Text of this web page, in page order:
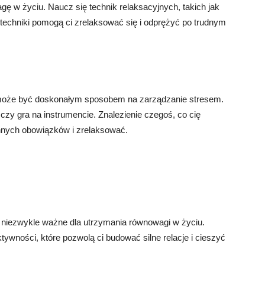
w życiu. Naucz się technik relaksacyjnych, takich jak
pomogą ci zrelaksować się i odprężyć po trudnym
być doskonałym sposobem na zarządzanie stresem.
gra na instrumencie. Znalezienie czegoś, co cię
obowiązków i zrelaksować.
ważne dla utrzymania równowagi w życiu.
które pozwolą ci budować silne relacje i cieszyć